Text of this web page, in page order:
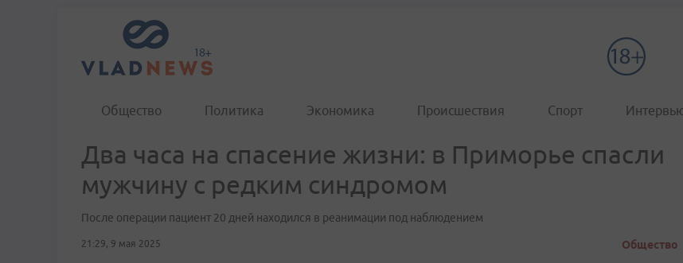
Общество Политика Экономика Происшествия Спорт
Два часа на спасение жизни: в Приморье спасли
мужчину с редким синдромом
После операции пациент 20 дней находился в реанимации под наблюдением
21:29, 9 мая 2025 Общество